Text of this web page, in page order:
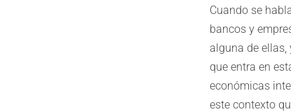
Cuando se
bancos y
alguna de ellas,
que entra en
económicas
este contexto